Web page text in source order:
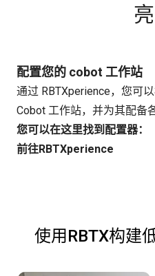
配置您的 cobot 工作站
通过 RBTXperience，您可
Cobot 工作站，并为其配备
您可以在这里找到配置器：
前往RBTXperience
使用RBTX构建